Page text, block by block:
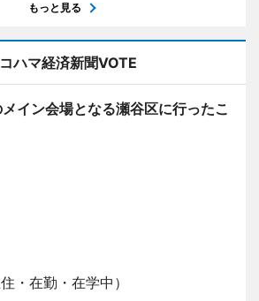
もっと見る
ハマ経済新聞VOTE
イン会場となる瀬谷区に行ったこ
・在勤・在学中）